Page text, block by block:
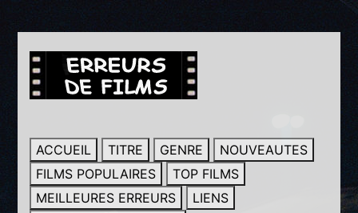
ACCUEIL TITRE GENRE
NOUVEAUTES
FILMS POPULAIRES
TOP FILMS
MEILLEURES ERREURS
LIENS